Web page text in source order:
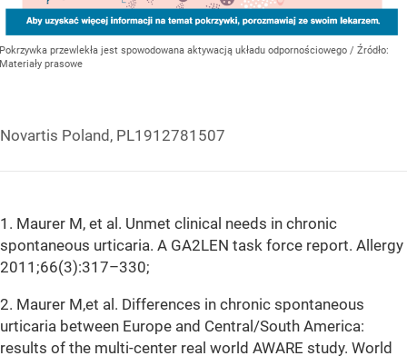
Pokrzywka przewlekła jest spowodowana aktywacją układu odpornościowego / Źródło:
Materiały prasowe
Novartis Poland, PL1912781507
1. Maurer M, et al. Unmet clinical needs in chronic
spontaneous urticaria. A GA2LEN task force report. Allergy
2011;66(3):317–330;
2. Maurer M,et al. Differences in chronic spontaneous
urticaria between Europe and Central/South America:
results of the multi-center real world AWARE study. World